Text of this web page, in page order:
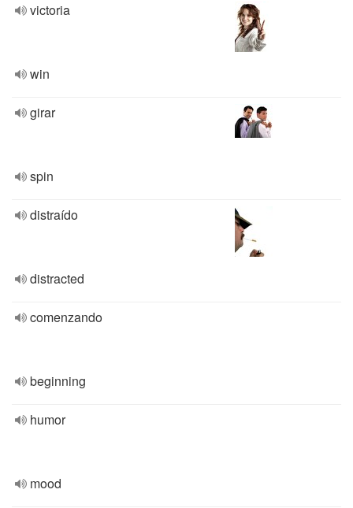
victoria
win
girar
spin
distraído
distracted
comenzando
beginning
humor
mood